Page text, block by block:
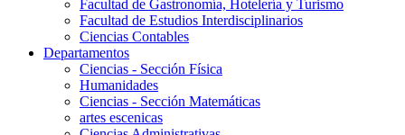
Facultad de Gastronomía, Hotelería y Turismo
Facultad de Estudios Interdisciplinarios
Ciencias Contables
Departamentos
Ciencias - Sección Física
Humanidades
Ciencias - Sección Matemáticas
artes escenicas